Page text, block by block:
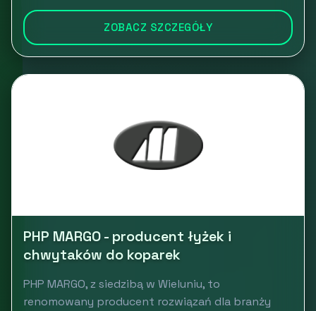
ZOBACZ SZCZEGÓŁY
PHP MARGO - producent łyżek i
chwytaków do koparek
PHP MARGO, z siedzibą w Wieluniu, to
renomowany producent rozwiązań dla branży